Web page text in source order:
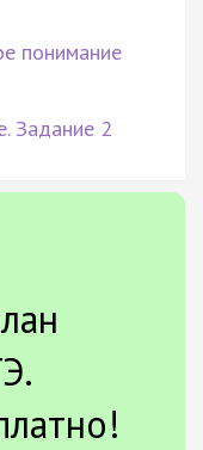
понимание
Задание 2